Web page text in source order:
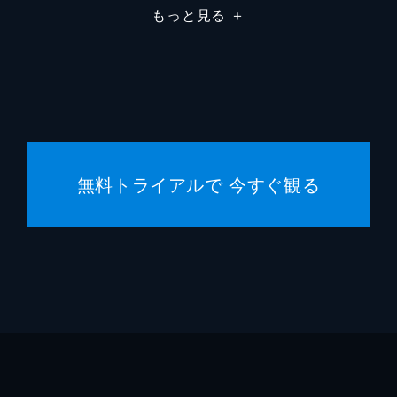
もっと見る ＋
無料トライアルで 今すぐ観る